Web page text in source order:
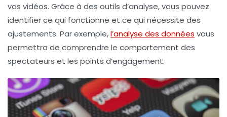
vos vidéos. Grâce à des outils d’analyse, vous pouvez
identifier ce qui fonctionne et ce qui nécessite des
ajustements. Par exemple,l’analyse des données vous
permettra de comprendre le comportement des
spectateurs et les points d’engagement.